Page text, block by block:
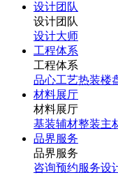
设计团队
设计团队
设计大师
工程体系
工程体系
品心工艺热装楼
材料展厅
材料展厅
基装辅材整装主
品界服务
品界服务
咨询预约服务设